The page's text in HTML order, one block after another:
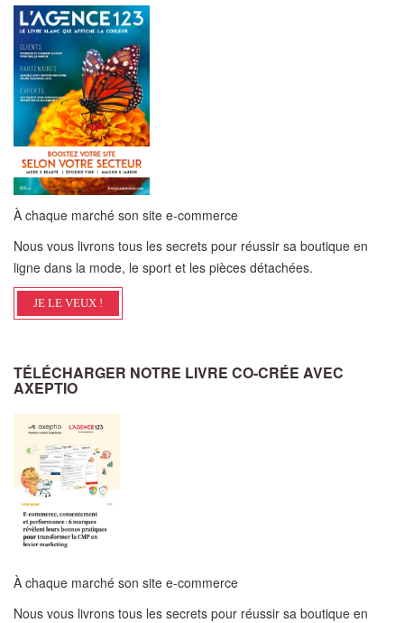
À chaque marché son site e-commerce
Nous vous livrons tous les secrets pour réussir sa boutique en
ligne dans la mode, le sport et les pièces détachées.
JE LE VEUX !
TÉLÉCHARGER NOTRE LIVRE CO-CRÉE AVEC
AXEPTIO
À chaque marché son site e-commerce
Nous vous livrons tous les secrets pour réussir sa boutique en